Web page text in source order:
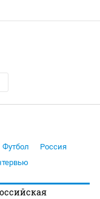
Футбол
Россия